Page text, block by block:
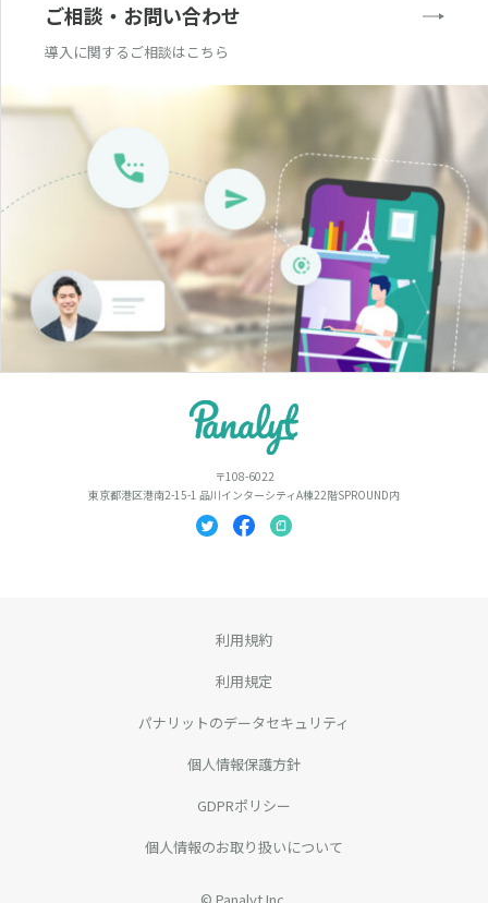
ご相談・お問い合わせ
導入に関するご相談はこちら
〒108-6022
東京都港区港南2-15-1 品川インターシティA棟22階SPROUND内
利用規約
利用規定
パナリットのデータセキュリティ
個人情報保護方針
GDPRポリシー
個人情報のお取り扱いについて